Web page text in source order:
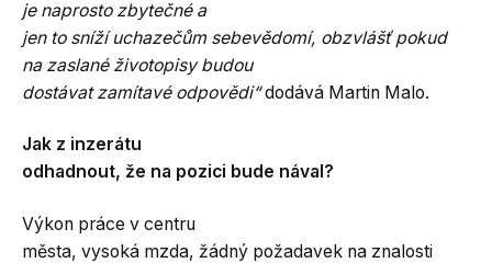
je naprosto zbytečné a
jen to sníží uchazečům sebevědomí, obzvlášť pokud
na zaslané životopisy budou
dostávat zamítavé odpovědi“dodává Martin Malo.
Jak z inzerátu
odhadnout, že na pozici bude nával?
Výkon práce v centru
města, vysoká mzda, žádný požadavek na znalosti